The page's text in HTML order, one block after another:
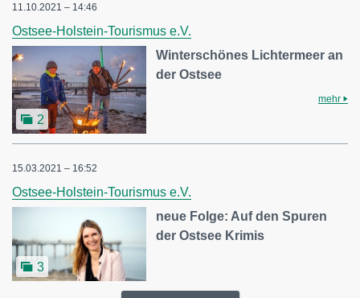
11.10.2021 – 14:46
Ostsee-Holstein-Tourismus e.V.
2
Winterschönes Lichtermeer an
der Ostsee
mehr
15.03.2021 – 16:52
Ostsee-Holstein-Tourismus e.V.
3
neue Folge: Auf den Spuren
der Ostsee Krimis